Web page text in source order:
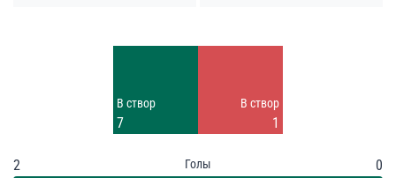
В створ
7
В створ
1
2 Голы 0